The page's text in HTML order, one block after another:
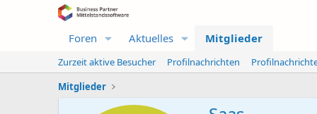
Foren Aktuelles Mitglieder
Zurzeit aktive Besucher Profilnachrichten
Mitglieder